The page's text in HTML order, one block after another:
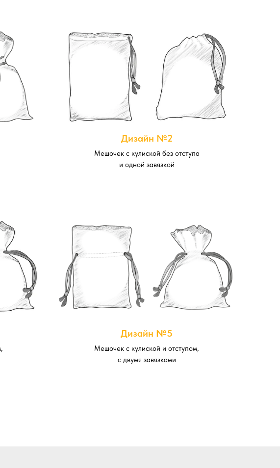
Дизайн №2
Мешочек с кулиской без отступа
и одной завязкой
Дизайн №5
Мешочек с кулиской и отступом,
с двумя завязками